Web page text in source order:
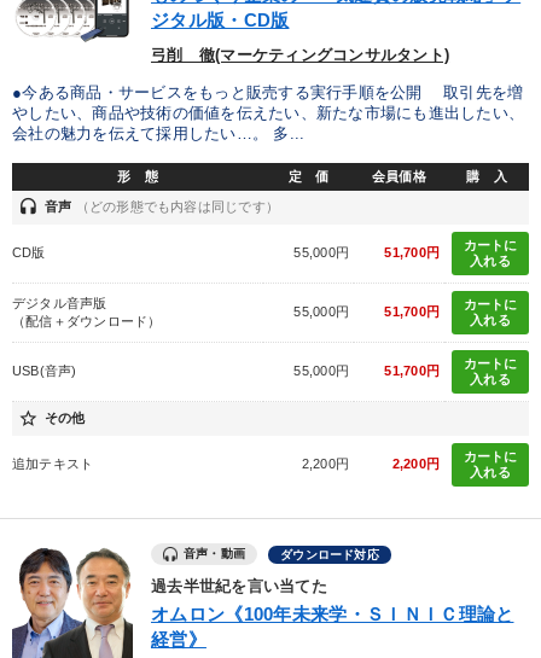
ジタル版・CD版
弓削 徹(マーケティングコンサルタント)
●今ある商品・サービスをもっと販売する実行手順を公開 取引先を増
やしたい、商品や技術の価値を伝えたい、新たな市場にも進出したい、
会社の魅力を伝えて採用したい…。 多...
形 態 定 価 会員価格 購 入
headset 音声 （どの形態でも内容は同じです）
CD版 55,000円 51,700円
カートに
入れる
デジタル音声版
（配信＋ダウンロード）
55,000円 51,700円
カートに
入れる
USB(音声) 55,000円 51,700円
カートに
入れる
star_border その他
追加テキスト 2,200円 2,200円
カートに
入れる
音声・動画 ダウンロード対応
過去半世紀を言い当てた
オムロン《100年未来学・ＳＩＮＩＣ理論と
経営》